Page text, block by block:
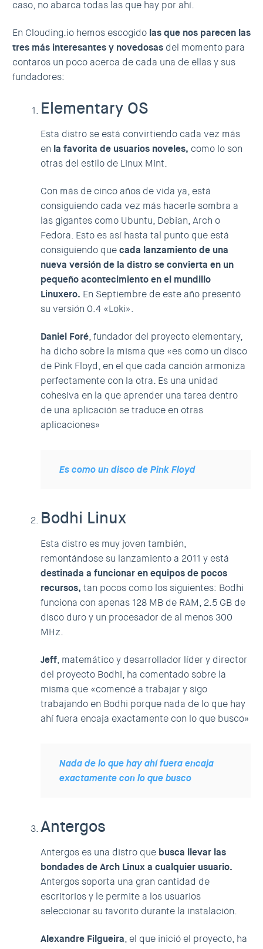
caso, no abarca todas las que hay por ahí.
En Clouding.io hemos escogido las que nos parecen las
tres más interesantes y novedosas del momento para
contaros un poco acerca de cada una de ellas y sus
fundadores:
Elementary OS
Esta distro se está convirtiendo cada vez más
en la favorita de usuarios noveles, como lo son
otras del estilo de Linux Mint.
Con más de cinco años de vida ya, está
consiguiendo cada vez más hacerle sombra a
las gigantes como Ubuntu, Debian, Arch o
Fedora. Esto es así hasta tal punto que está
consiguiendo quecada lanzamiento de una
nueva versión de la distro se convierta en un
pequeño acontecimiento en el mundillo
Linuxero. En Septiembre de este año presentó
su versión 0.4 «Loki».
Daniel Foré, fundador del proyecto elementary,
ha dicho sobre la misma que «es como un disco
de Pink Floyd, en el que cada canción armoniza
perfectamente con la otra. Es una unidad
cohesiva en la que aprender una tarea dentro
de una aplicación se traduce en otras
aplicaciones»
Es como un disco de Pink Floyd
Bodhi Linux
Esta distro es muy joven también,
remontándose su lanzamiento a 2011 y está
destinada a funcionar en equipos de pocos
recursos, tan pocos como los siguientes: Bodhi
funciona con apenas 128 MB de RAM, 2.5 GB de
disco duro y un procesador de al menos 300
MHz.
Jeff, matemático y desarrollador líder y director
del proyecto Bodhi, ha comentado sobre la
misma que «comencé a trabajar y sigo
trabajando en Bodhi porque nada de lo que hay
ahí fuera encaja exactamente con lo que busco»
Nada de lo que hay ahí fuera encaja
exactamente con lo que busco
Antergos
Antergos es una distro que busca llevar las
bondades de Arch Linux a cualquier usuario.
Antergos soporta una gran cantidad de
escritorios y le permite a los usuarios
seleccionar su favorito durante la instalación.
Alexandre Filgueira, el que inició el proyecto, ha